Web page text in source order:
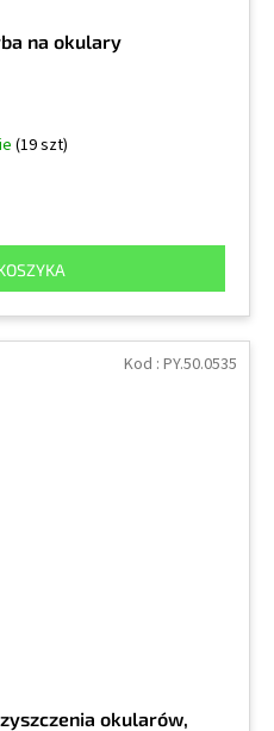
na okulary
(19 szt)
okularów,
Kod : PY.50.0535